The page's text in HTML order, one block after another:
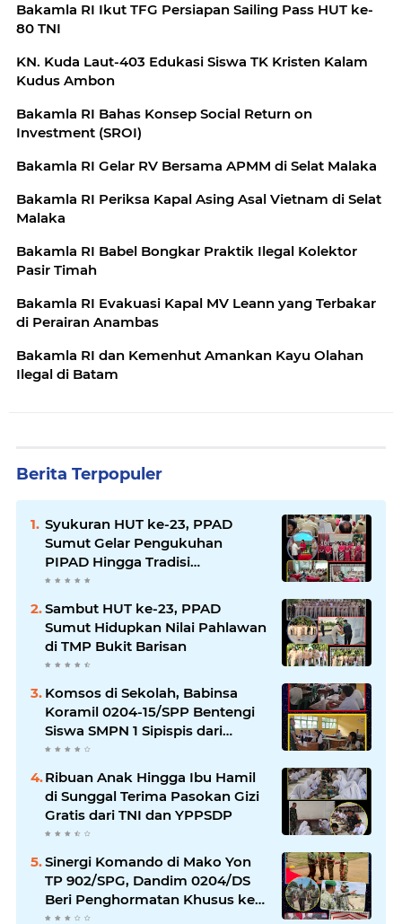
Bakamla RI Ikut TFG Persiapan Sailing Pass HUT ke-
80 TNI
KN. Kuda Laut-403 Edukasi Siswa TK Kristen Kalam
Kudus Ambon
Bakamla RI Bahas Konsep Social Return on
Investment (SROI)
Bakamla RI Gelar RV Bersama APMM di Selat Malaka
Bakamla RI Periksa Kapal Asing Asal Vietnam di Selat
Malaka
Bakamla RI Babel Bongkar Praktik Ilegal Kolektor
Pasir Timah
Bakamla RI Evakuasi Kapal MV Leann yang Terbakar
di Perairan Anambas
Bakamla RI dan Kemenhut Amankan Kayu Olahan
Ilegal di Batam
Berita Terpopuler
Syukuran HUT ke-23, PPAD
Sumut Gelar Pengukuhan
PIPAD Hingga Tradisi
Kekeluargaan
Sambut HUT ke-23, PPAD
Sumut Hidupkan Nilai Pahlawan
di TMP Bukit Barisan
Komsos di Sekolah, Babinsa
Koramil 0204-15/SPP Bentengi
Siswa SMPN 1 Sipispis dari
Bahaya Narkotika
Ribuan Anak Hingga Ibu Hamil
di Sunggal Terima Pasokan Gizi
Gratis dari TNI dan YPPSDP
Sinergi Komando di Mako Yon
TP 902/SPG, Dandim 0204/DS
Beri Penghormatan Khusus ke
Menhan RI